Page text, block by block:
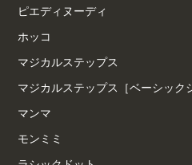
ピエディヌーディ
ホッコ
マジカルステップス
マジカルステップス［ベーシック
マンマ
モンミミ